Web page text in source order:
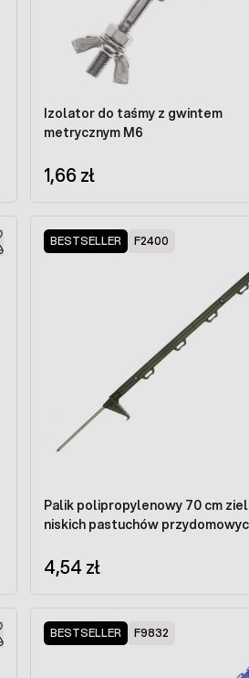
Izolator do taśmy z gwintem
metrycznym M6
1,66 zł
BESTSELLER F2400
Palik polipropylenowy 70 cm
niskich pastuchów
4,54 zł
BESTSELLER F9832